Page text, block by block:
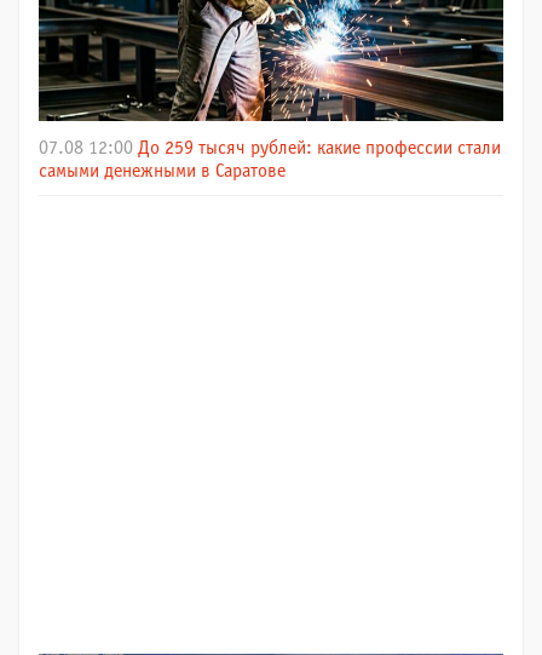
07.08 12:00 До 259 тысяч рублей: какие профессии стали
самыми денежными в Саратове